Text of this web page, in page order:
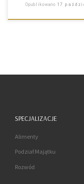
Opublikowano 17
SPECJALIZACJE
Alimenty
Podział Majątku
Rozwód